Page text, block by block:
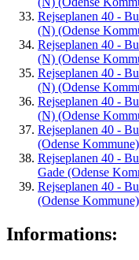
Rejseplanen 40 -
(N) (Odense
Rejseplanen 40 -
(N) (Odense
Rejseplanen 40 -
(N) (Odense
Rejseplanen 40 -
(N) (Odense
Rejseplanen 40 -
(Odense Kommune)
Rejseplanen 40 -
Gade (Odense
Rejseplanen 40 -
(Odense Kommune)
Informations: